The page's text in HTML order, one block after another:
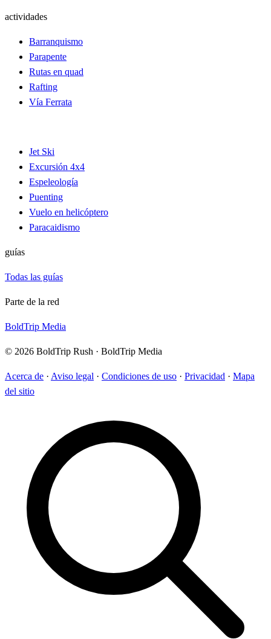
actividades
Barranquismo
Parapente
Rutas en quad
Rafting
Vía Ferrata
Jet Ski
Excursión 4x4
Espeleología
Puenting
Vuelo en helicóptero
Paracaidismo
guías
Todas las guías
Parte de la red
BoldTrip Media
© 2026 BoldTrip Rush · BoldTrip Media
Acerca de · Aviso legal · Condiciones de uso · Privacidad · Mapa
del sitio